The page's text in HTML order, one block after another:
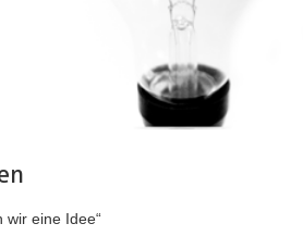
wir eine Idee“